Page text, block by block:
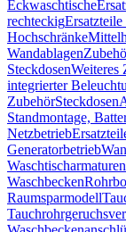
Eckwaschtische
rechteckig
Hochschränke
Wandablagen
SteckdosenWeiteres
integrierter
ZubehörSteckdosen
Standmontage,
Netzbetrieb
Generatorbetrieb
Waschtischarmaturen
Waschbecken
Raumsparmodell